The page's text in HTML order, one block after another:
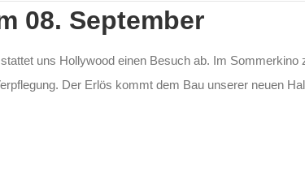
08. September
uns Hollywood einen Besuch ab. Im Sommerkino
Der Erlös kommt dem Bau unserer neuen